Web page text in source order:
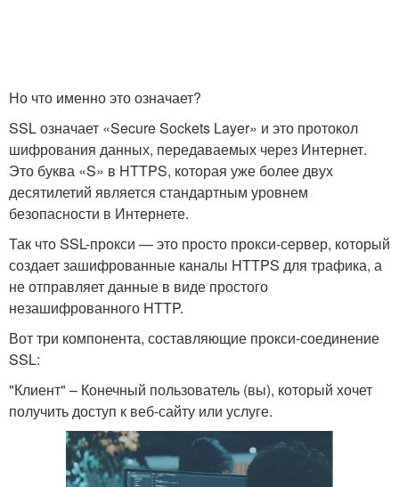
Но что именно это означает?
SSL означает «Secure Sockets Layer» и это протокол
шифрования данных, передаваемых через Интернет.
Это буква «S» в HTTPS, которая уже более двух
десятилетий является стандартным уровнем
безопасности в Интернете.
Так что SSL-прокси — это просто прокси-сервер, который
создает зашифрованные каналы HTTPS для трафика, а
не отправляет данные в виде простого
незашифрованного HTTP.
Вот три компонента, составляющие прокси-соединение
SSL:
"Клиент" – Конечный пользователь (вы), который хочет
получить доступ к веб-сайту или услуге.